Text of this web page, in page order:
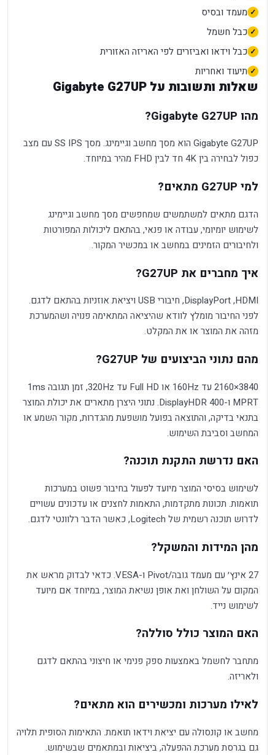
מעמד ובסיס
כבל חשמל
כבל וידאו ואביזרים לפי האריזה האזורית
תיעוד ואחריות
שאלות ותשובות על Gigabyte G27UP
מהו Gigabyte G27UP?
Gigabyte G27UP הוא מסך מחשב וגיימינג. מסך SS IPS עם מצב
כפול לבחירה בין 4K חד לבין FHD מהיר במיוחד.
למי G27UP מתאים?
הדגם מתאים למשתמשים שמחפשים מסך מחשב וגיימינג
לשימוש יומיומי, עבודה או פנאי, בהתאם ליכולות המפורטות
ולחיבורים הזמינים במחשב או במכשיר המקור.
איך מחברים את G27UP?
HDMI, ‏DisplayPort, חיבורי USB ויציאת אוזניות בהתאם לדגם.
לפני החיבור מומלץ לוודא שהיציאה המתאימה פנויה ושהמערכת
מזהה את המוצר או את המקלט.
מהם נתוני הביצועים של G27UP?
3840×2160 עד 160Hz או Full HD עד 320Hz, זמן תגובה 1ms
MPRT ו-DisplayHDR 400. נתוני היצרן מתארים את יכולת המוצר
בתנאי בדיקה, והתוצאה בפועל מושפעת מהגדרות, מקור השמע או
המחשב וסביבת השימוש.
האם נדרשת התקנת תוכנה?
לשימוש בסיסי המוצר מיועד לפעול בחיבור פשוט במערכות
תואמות. תכונות מתקדמות, התאמות לחצנים או עדכונים עשויים
לדרוש תוכנה רשמית של Logitech, כאשר הדבר רלוונטי לדגם.
מהן המידות והמשקל?
27 אינץ׳ עם מעמד גובה/Pivot ו-VESA. כדאי לבדוק מראש את
המקום על השולחן ואת אופן נשיאת המוצר, במיוחד אם מיועד
לשימוש נייד.
האם המוצר כולל סוללה?
מתחבר לחשמל באמצעות ספק פנימי או חיצוני בהתאם לדגם
ולאריזה.
לאילו מערכות ומכשירים הוא מתאים?
מחשב או קונסולה עם יציאת וידאו תואמת. התאימות הסופית תלויה
גם בגרסת מערכת ההפעלה, ביציאות ובמתאמים שבשימוש.